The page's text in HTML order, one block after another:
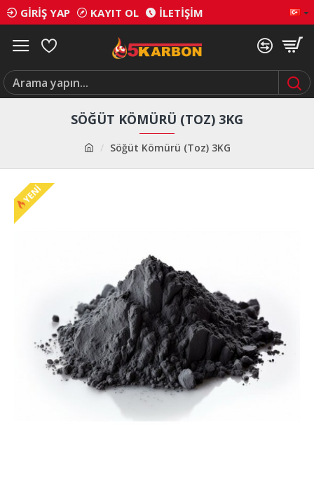
GIRIŞ YAP KAYIT OL İLETIŞIM
Söğüt Kömürü (Toz) 3KG
SÖĞÜT KÖMÜRÜ (TOZ) 3KG
YENI